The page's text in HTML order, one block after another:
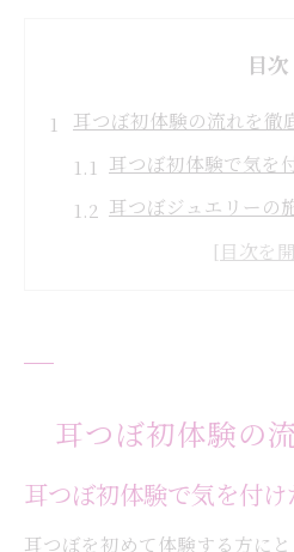
目次
耳つぼ初体験の流れを徹
耳つぼ初体験で気を
耳つぼジュエリーの
大阪で人気の耳つぼ
耳つぼカウンセリ
都島区で選ばれる耳
特徴
耳つぼ初体験の
耳つぼ初体験で気を付
耳つぼを初めて体験する方に